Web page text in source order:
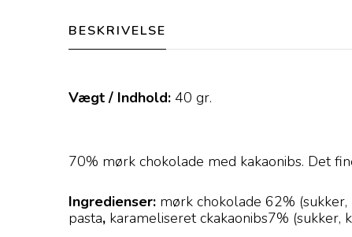
BESKRIVELSE
Vægt / Indhold: 40 gr.
70% mørk chokolade med kakaonibs. Det
Ingredienser: mørk chokolade 62% (sukker,
pasta, karameliseret ckakaonibs7% (sukker,